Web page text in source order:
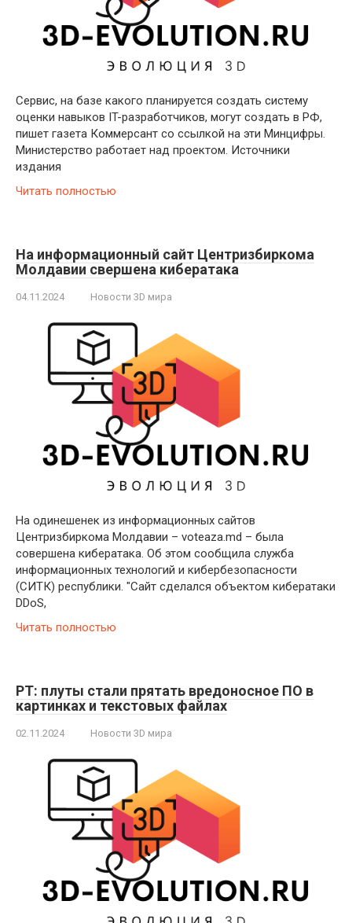
Сервис, на базе какого планируется создать систему
оценки навыков IT-разработчиков, могут создать в РФ,
пишет газета Коммерсант со ссылкой на эти Минцифры.
Министерство работает над проектом. Источники
издания
Читать полностью
На информационный сайт Центризбиркома
Молдавии свершена кибератака
04.11.2024 Новости 3D мира
На одинешенек из информационных сайтов
Центризбиркома Молдавии – voteaza.md – была
совершена кибератака. Об этом сообщила служба
информационных технологий и кибербезопасности
(СИТК) республики. "Сайт сделался объектом кибератаки
DDoS,
Читать полностью
PT: плуты стали прятать вредоносное ПО в
картинках и текстовых файлах
02.11.2024 Новости 3D мира